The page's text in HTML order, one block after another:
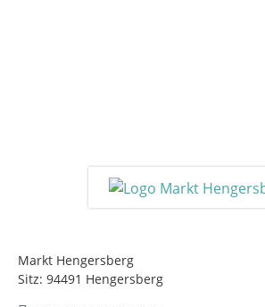
Markt Hengersberg
Sitz: 94491 Hengersberg